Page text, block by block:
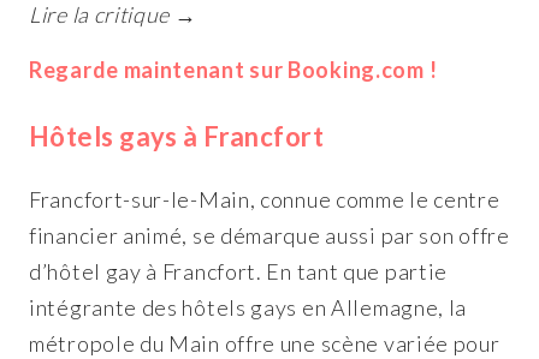
Lire la critique →
Regarde maintenant sur Booking.com !
Hôtels gays à Francfort
Francfort-sur-le-Main, connue comme le centre
financier animé, se démarque aussi par son offre
d’hôtel gay à Francfort. En tant que partie
intégrante des hôtels gays en Allemagne, la
métropole du Main offre une scène variée pour